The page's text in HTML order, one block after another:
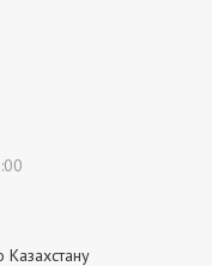
Казахстану